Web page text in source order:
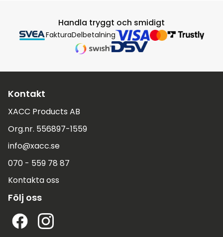
Handla tryggt och smidigt
FakturaDelbetalning
Kontakt
XACC Products AB
Org.nr. 556897-1559
info@xacc.se
070 - 559 78 87
Kontakta oss
Följ oss